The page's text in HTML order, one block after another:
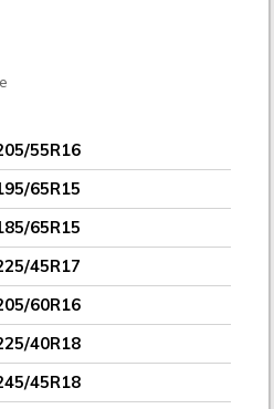
55R16
65R15
65R15
45R17
60R16
40R18
45R18